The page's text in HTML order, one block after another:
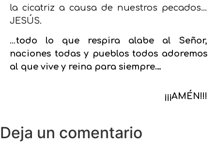
la cicatriz a causa de nuestros pecados…
JESÚS.
…todo lo que respira alabe al Señor,
naciones todas y pueblos todos adoremos
al que vive y reina para siempre…
¡¡¡AMÉN!!!
Deja un comentario